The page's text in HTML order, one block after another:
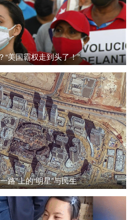
“美国霸权走到头了！”
路”上的“明星”与民生